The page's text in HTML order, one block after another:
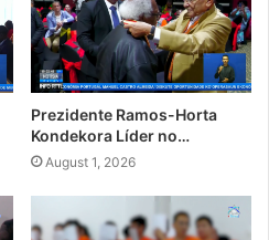
Prezidente Ramos-Horta
Kondekora Líder no…
August 1, 2026